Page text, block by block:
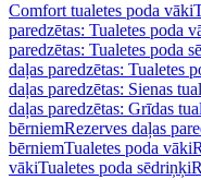
Comfort tualetes poda vāki
paredzētas: Tualetes poda
paredzētas: Tualetes poda
daļas paredzētas: Tualetes
daļas paredzētas: Sienas
daļas paredzētas: Grīdas
bērniemRezerves daļas
bērniemTualetes poda vāki
vākiTualetes poda sēdriņķi